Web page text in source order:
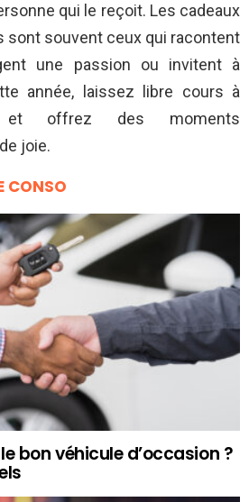
qui le reçoit. Les cadeaux
sont souvent ceux qui racontent
une passion ou invitent à
année, laissez libre cours à
et offrez des moments
joie.
CONSO
bon véhicule d’occasion ?